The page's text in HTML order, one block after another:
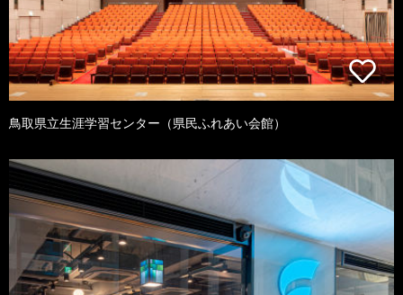
鳥取県立生涯学習センター（県民ふれあい会館）